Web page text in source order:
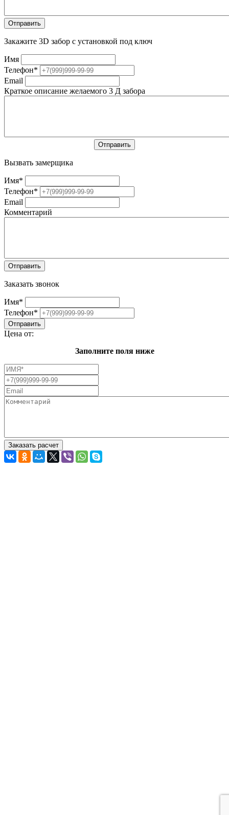
Закажите 3D забор с установкой под ключ
Имя
Телефон*
Email
Краткое описание желаемого 3 Д забора
Вызвать замерщика
Имя*
Телефон*
Email
Комментарий
Заказать звонок
Имя*
Телефон*
Цена от:
Заполните поля ниже